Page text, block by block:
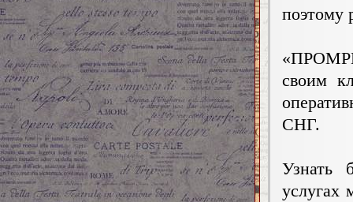
поэтому
своим
СНГ.
Узнать
услугах